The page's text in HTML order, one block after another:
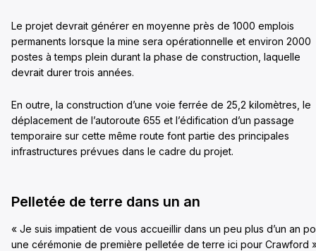
Le projet devrait générer en moyenne près de 1000 emplois
permanents lorsque la mine sera opérationnelle et environ 2000
postes à temps plein durant la phase de construction, laquelle
devrait durer trois années.
En outre, la construction d’une voie ferrée de 25,2 kilomètres, le
déplacement de l’autoroute 655 et l’édification d’un passage
temporaire sur cette même route font partie des principales
infrastructures prévues dans le cadre du projet.
Pelletée de terre dans un an
« Je suis impatient de vous accueillir dans un peu plus d’un an
une cérémonie de première pelletée de terre ici pour Crawford